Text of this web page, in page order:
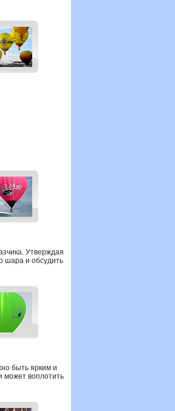
Утверждая
шара и обсудить
быть ярким и
может воплотить